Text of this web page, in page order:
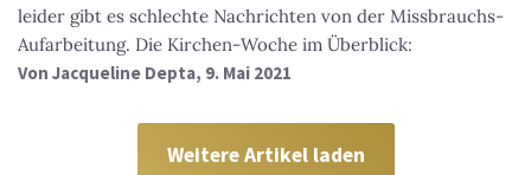
leider gibt es schlechte Nachrichten von der Missbrauchs-
Aufarbeitung. Die Kirchen-Woche im Überblick:
Von Jacqueline Depta, 9. Mai 2021
Weitere Artikel laden